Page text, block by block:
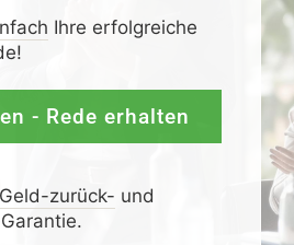
Ihre erfolgreiche
- Rede erhalten
Geld-zurück- und